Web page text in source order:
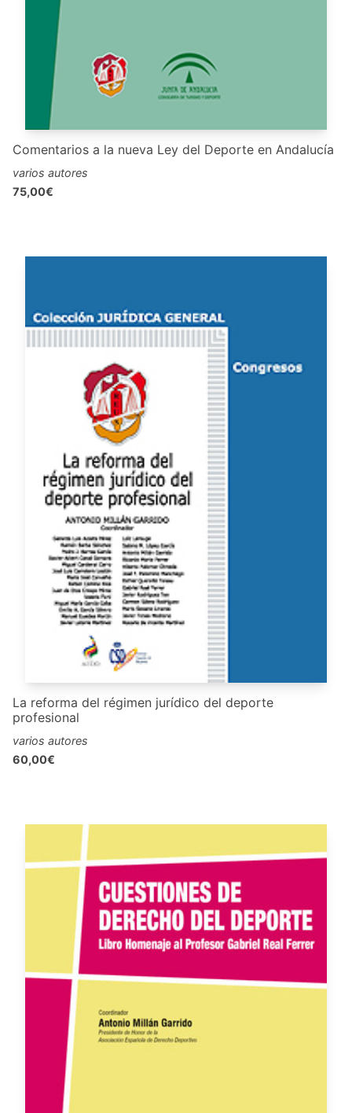
Comentarios a la nueva Ley del Deporte en Andalucía
varios autores
75,00€
La reforma del régimen jurídico del deporte
profesional
varios autores
60,00€